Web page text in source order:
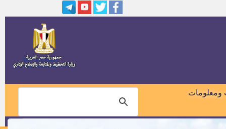
ومعلومات
القومية للبحوث والرقابة على
وظائف سائقين بهيئة الإسعاف
المصرية بجميع المحافظات
4 أطباء بشريين وطبيب صيدلي
الطفولة بنظام الانتداب